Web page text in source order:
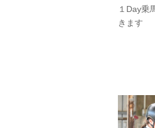
１Day乗
きます